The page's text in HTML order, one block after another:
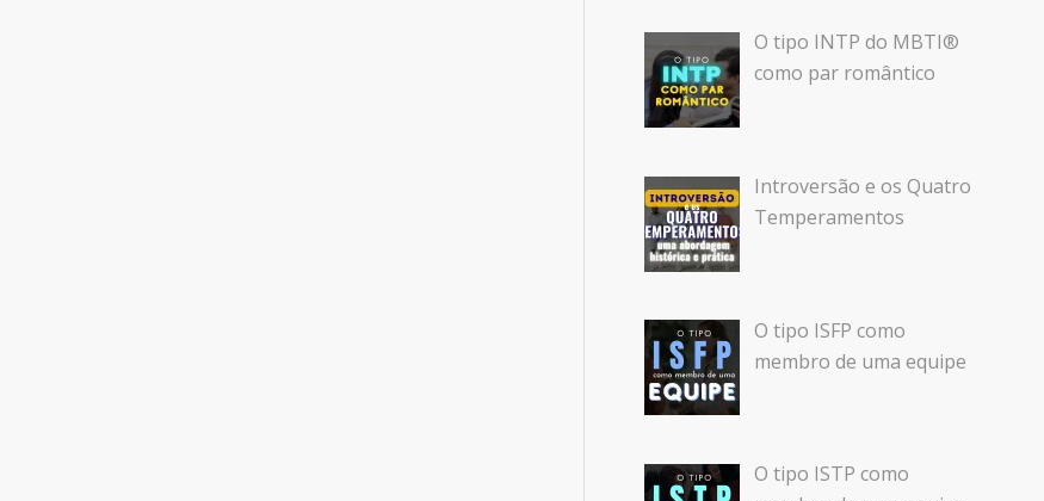
O tipo INTP do MBTI®
como par romântico
Introversão e os Quatro
Temperamentos
O tipo ISFP como
membro de uma equipe
O tipo ISTP como